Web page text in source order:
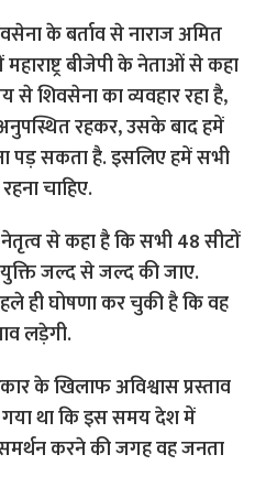
के बर्ताव से नाराज अमित
बीजेपी के नेताओं से कहा
शिवसेना का व्यवहार रहा है,
रहकर, उसके बाद हमें
पड़ सकता है. इसलिए हमें सभी
चाहिए.
नेतृत्व से कहा है कि सभी 48 सीटों
जल्द से जल्द की जाए.
ही घोषणा कर चुकी है कि वह
लड़ेगी.
के खिलाफ अविश्वास प्रस्ताव
था कि इस समय देश में
करने की जगह वह जनता